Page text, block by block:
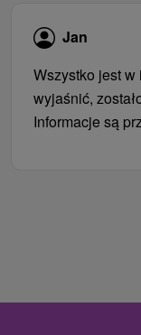
Jan
Wszystko jest w
wyjaśnić,
Informacje są